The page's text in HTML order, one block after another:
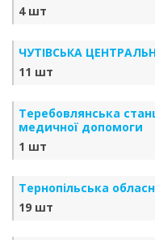
4 шт
ЧУТІВСЬКА
11 шт
Теребовлянська
медичної допомоги
1 шт
Тернопільська
19 шт